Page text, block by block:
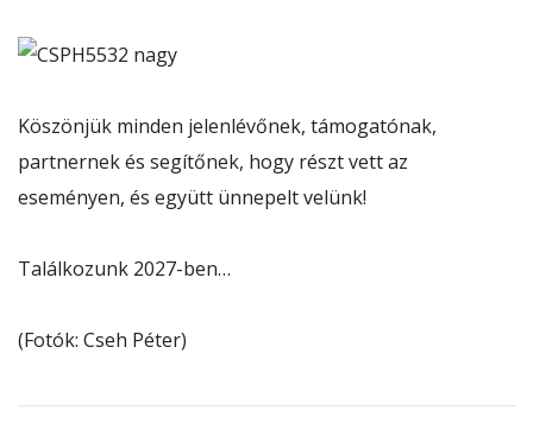
Köszönjük minden jelenlévőnek, támogatónak,
partnernek és segítőnek, hogy részt vett az
eseményen, és együtt ünnepelt velünk!
Találkozunk 2027-ben…
(Fotók: Cseh Péter)